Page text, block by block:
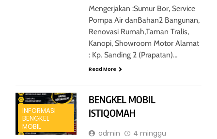
Mengerjakan :Sumur Bor, Service
Pompa Air danBahan2 Bangunan,
Renovasi Rumah,Taman Tralis,
Kanopi, Showroom Motor Alamat
: Kp. Sanding 2 (Prapatan)…
Read More
INFORMASI
BENGKEL
MOBIL
BENGKEL MOBIL
ISTIQOMAH
admin
4 minggu